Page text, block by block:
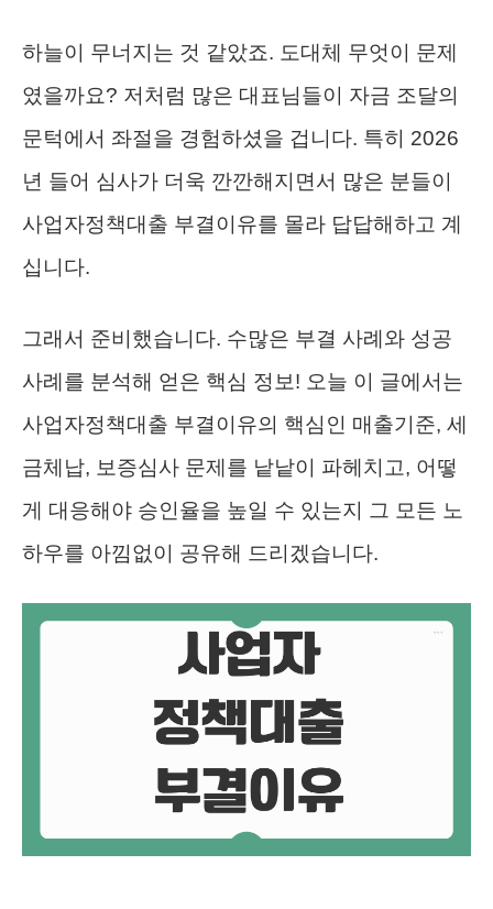
하늘이 무너지는 것 같았죠. 도대체 무엇이 문제
였을까요? 저처럼 많은 대표님들이 자금 조달의
문턱에서 좌절을 경험하셨을 겁니다. 특히 2026
년 들어 심사가 더욱 깐깐해지면서 많은 분들이
사업자정책대출 부결이유를 몰라 답답해하고 계
십니다.
그래서 준비했습니다. 수많은 부결 사례와 성공
사례를 분석해 얻은 핵심 정보! 오늘 이 글에서는
사업자정책대출 부결이유의 핵심인 매출기준, 세
금체납, 보증심사 문제를 낱낱이 파헤치고, 어떻
게 대응해야 승인율을 높일 수 있는지 그 모든 노
하우를 아낌없이 공유해 드리겠습니다.